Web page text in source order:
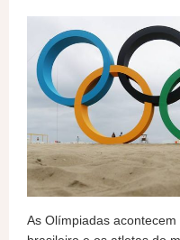
As Olímpiadas